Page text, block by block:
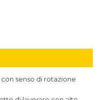
senso di rotazione